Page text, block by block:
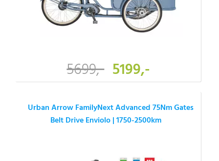
5699,- 5199,-
Urban Arrow FamilyNext Advanced 75Nm Gates
Belt Drive Enviolo | 1750-2500km